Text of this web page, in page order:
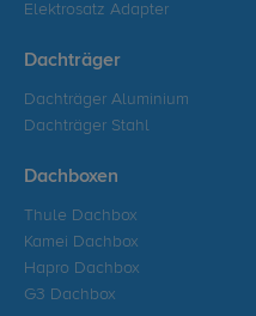
Elektrosatz Adapter
Dachträger
Dachträger Aluminium
Dachträger Stahl
Dachboxen
Thule Dachbox
Kamei Dachbox
Hapro Dachbox
G3 Dachbox